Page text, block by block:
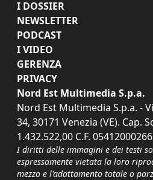
I DOSSIER
NEWSLETTER
PODCAST
I VIDEO
GERENZA
PRIVACY
Nord Est Multimedia S.p.a.
Nord Est Multimedia S.p.a. -
34, 30171 Venezia (VE). Cap.
1.432.522,00 C.F.
I diritti delle immagini e dei testi
espressamente vietata la loro
mezzo e l'adattamento totale o